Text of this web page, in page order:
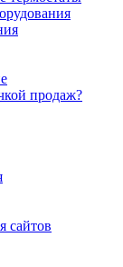
продаж?
сайтов